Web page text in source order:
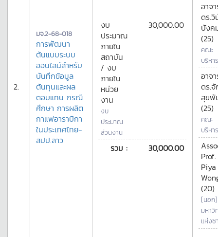
2.
มจ.2-68-018
การพัฒนา
ต้นแบบระบบ
ออนไลน์สำหรับ
บันทึกข้อมูล
ต้นทุนและผล
ตอบแทน กรณี
ศึกษา การผลิต
กาแฟอาราบิกา
ในประเทศไทย-
สปป.ลาว
งบ
ประมาณ
ภายใน
สถาบัน
/ งบ
ภายใน
หน่วย
งาน
งบ
ประมาณ
ส่วนงาน
30,000.00
รวม : 30,000.00
อาจ
ดร.วิ
บังค
(25)
คณะ
บริหา
อาจ
ดร.
สุขพั
(25)
คณะ
บริหา
Piya
(20)
[นอก]
มหาวิ
แห่งช